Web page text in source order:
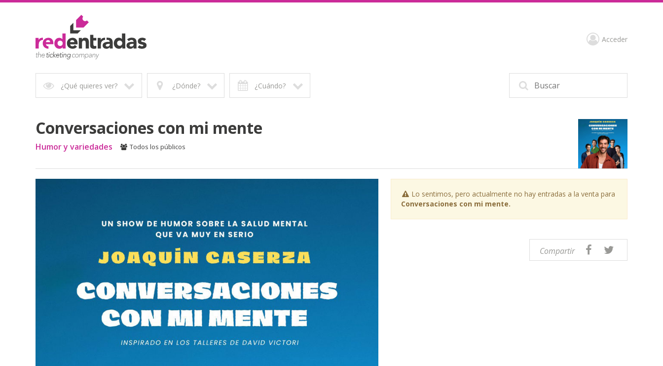
Acceder
¿Qué quieres ver? ¿Dónde? ¿Cuándo?
Conversaciones con mi mente
Humor y variedades Todos los públicos
Lo sentimos, pero actualmente no hay entradas a la venta para
Conversaciones con mi mente.
Compartir